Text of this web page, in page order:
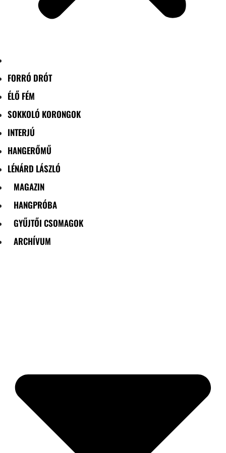
FORRÓ DRÓT
ÉLŐ FÉM
SOKKOLÓ KORONGOK
INTERJÚ
HANGERŐMŰ
LÉNÁRD LÁSZLÓ
MAGAZIN
HANGPRÓBA
GYŰJTŐI CSOMAGOK
ARCHÍVUM